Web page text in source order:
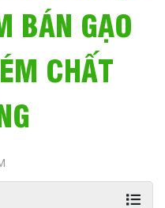
BÁN GẠO
CHẤT